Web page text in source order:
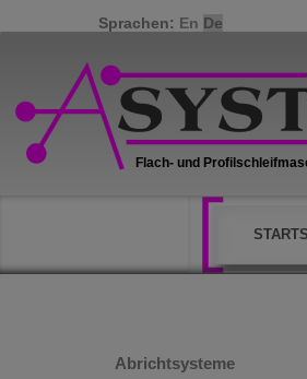
Sprachen: En De
Abrichtsysteme